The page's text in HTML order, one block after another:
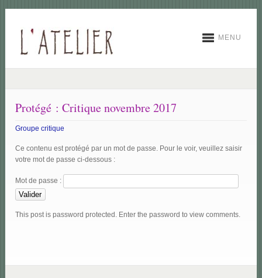
MENU
Protégé : Critique novembre 2017
Groupe critique
Ce contenu est protégé par un mot de passe. Pour le voir, veuillez saisir
votre mot de passe ci-dessous :
Mot de passe :
This post is password protected. Enter the password to view comments.